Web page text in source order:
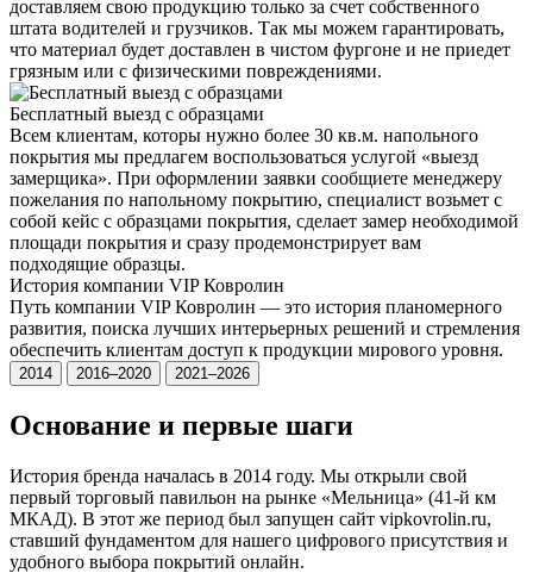
доставляем свою продукцию только за счет собственного
штата водителей и грузчиков. Так мы можем гарантировать,
что материал будет доставлен в чистом фургоне и не приедет
грязным или с физическими повреждениями.
Бесплатный выезд с образцами
Всем клиентам, которы нужно более 30 кв.м. напольного
покрытия мы предлагем воспользоваться услугой «выезд
замерщика». При оформлении заявки сообщиете менеджеру
пожелания по напольному покрытию, специалист возьмет с
собой кейс с образцами покрытия, сделает замер необходимой
площади покрытия и сразу продемонстрирует вам
подходящие образцы.
История компании VIP Ковролин
Путь компании VIP Ковролин — это история планомерного
развития, поиска лучших интерьерных решений и стремления
обеспечить клиентам доступ к продукции мирового уровня.
2014 2016–2020 2021–2026
Основание и первые шаги
История бренда началась в 2014 году. Мы открыли свой
первый торговый павильон на рынке «Мельница» (41-й км
МКАД). В этот же период был запущен сайт vipkovrolin.ru,
ставший фундаментом для нашего цифрового присутствия и
удобного выбора покрытий онлайн.